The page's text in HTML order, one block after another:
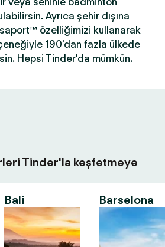
Ayrıca şehir dışına
özelliğimizi kullanarak
190'dan fazla ülkede
Hepsi Tinder'da mümkün.
Tinder'la keşfetmeye
Bali Barselona